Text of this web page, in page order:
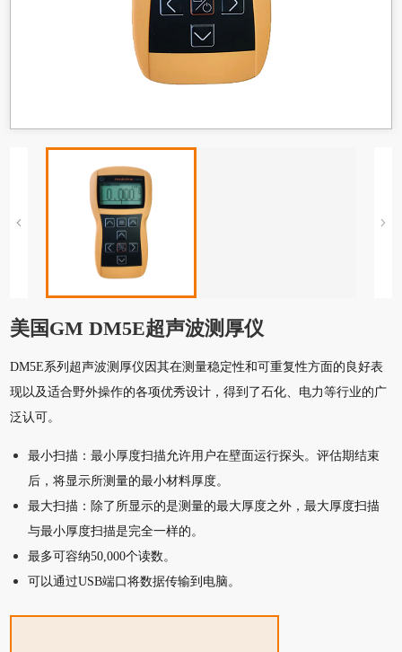
美国GM DM5E超声波测厚仪
DM5E系列超声波测厚仪因其在测量稳定性和可重复性方面的良好表
现以及适合野外操作的各项优秀设计，得到了石化、电力等行业的广
泛认可。
最小扫描：最小厚度扫描允许用户在壁面运行探头。评估期结束
后，将显示所测量的最小材料厚度。
最大扫描：除了所显示的是测量的最大厚度之外，最大厚度扫描
与最小厚度扫描是完全一样的。
最多可容纳50,000个读数。
可以通过USB端口将数据传输到电脑。